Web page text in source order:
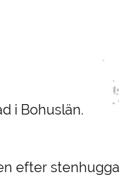
i Bohuslän.
efter